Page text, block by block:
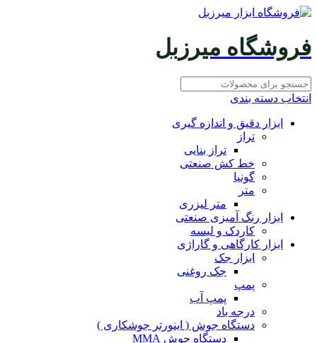
فروشگاه میرزبل
انتخاب دسته بندی
ابزار دقیق و اندازه گیری
تراز
تراز بنایی
خط کش صنعتی
گونیا
متر
متر لیزری
ابزار رنگ آمیزی صنعتی
کاردک و لیسه
ابزار کارگاهی و گاراژی
ابزار جک
جک روغنی
پمپ
پمپ آب
درجه باد
دستگاه جوش ( اینورتر جوشکاری )
دستگاه جوش MMA